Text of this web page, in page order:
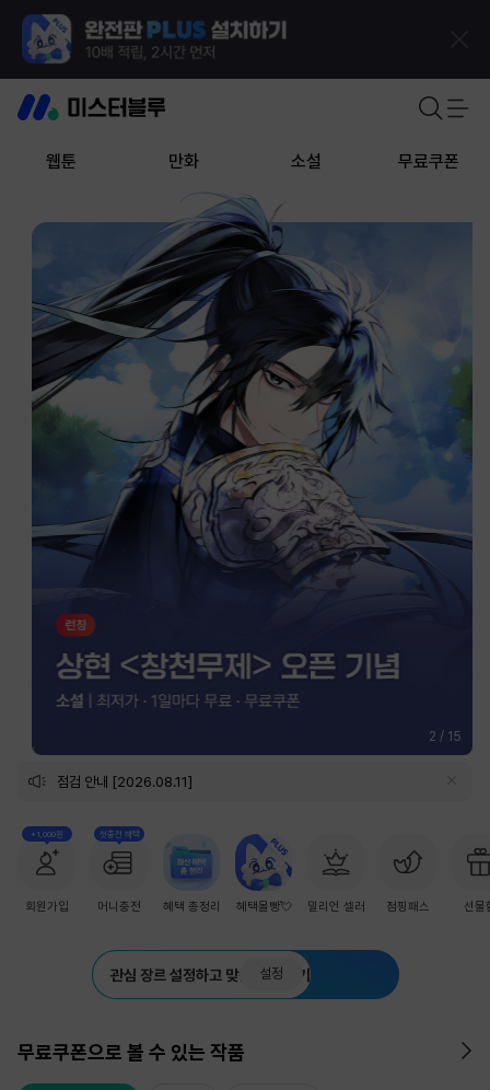
웹툰 만화 소설 무료쿠폰
2 / 15
점검 안내 [2026.08.11]
+1,000원
회원가입
첫충전 혜택
머니충전 혜택 총정리 혜택몰빵💘 밀리언 셀러 점핑패스 선물
관심 장르 설정하고 맞춤 추천 받기
설정
무료쿠폰으로 볼 수 있는 작품